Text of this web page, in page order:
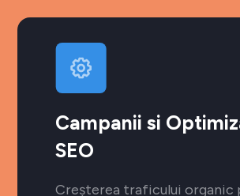
Campanii si
SEO
Creșterea traficului organic